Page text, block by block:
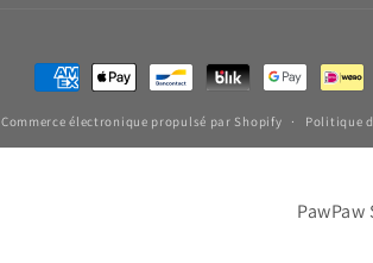
Moyens
paiement
Commerce électronique propulsé par Shopify Politique
PawPaw